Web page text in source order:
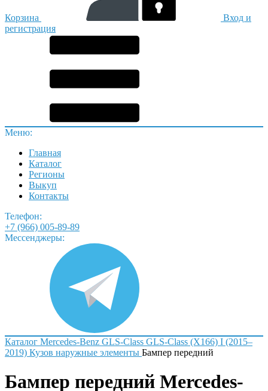
Корзина
Вход и
регистрация
Меню:
Главная
Каталог
Регионы
Выкуп
Контакты
Телефон:
+7 (966) 005-89-89
Мессенджеры:
Каталог Mercedes-Benz GLS-Class GLS-Class (X166) I (2015–
2019) Кузов наружные элементы Бампер передний
Бампер передний Mercedes-